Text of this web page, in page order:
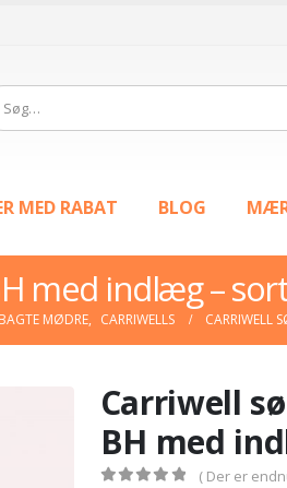
MED RABAT BLOG
med indlæg –
MØDRE, CARRIWELLS CARRIWELL
Carriwell
BH med
( Der er